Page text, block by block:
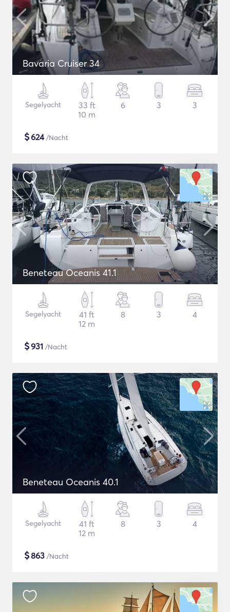
Bavaria Cruiser 34
Segelyacht
33 ft
10 m
6 3 3
$624/Nacht
Beneteau Oceanis 41.1
Segelyacht
41 ft
12 m
8 3 4
$931 /Nacht
Beneteau Oceanis 40.1
Segelyacht
41 ft
12 m
8 3 4
$863 /Nacht